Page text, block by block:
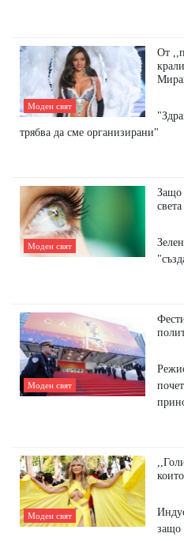
Моден свят
От
трябва да сме организирани"
Моден свят
Защо
Моден свят
Моден свят
защо